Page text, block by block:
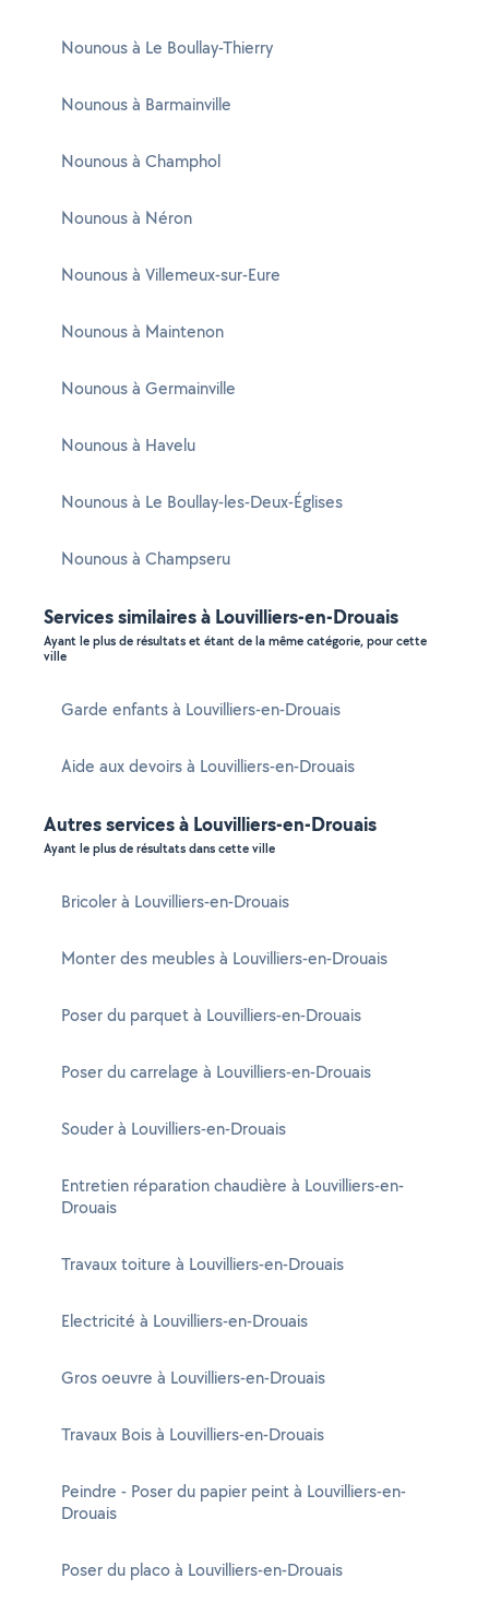
Nounous à Le Boullay-Thierry
Nounous à Barmainville
Nounous à Champhol
Nounous à Néron
Nounous à Villemeux-sur-Eure
Nounous à Maintenon
Nounous à Germainville
Nounous à Havelu
Nounous à Le Boullay-les-Deux-Églises
Nounous à Champseru
Services similaires à Louvilliers-en-Drouais
Ayant le plus de résultats et étant de la même catégorie, pour cette
ville
Garde enfants à Louvilliers-en-Drouais
Aide aux devoirs à Louvilliers-en-Drouais
Autres services à Louvilliers-en-Drouais
Ayant le plus de résultats dans cette ville
Bricoler à Louvilliers-en-Drouais
Monter des meubles à Louvilliers-en-Drouais
Poser du parquet à Louvilliers-en-Drouais
Poser du carrelage à Louvilliers-en-Drouais
Souder à Louvilliers-en-Drouais
Entretien réparation chaudière à Louvilliers-en-
Drouais
Travaux toiture à Louvilliers-en-Drouais
Electricité à Louvilliers-en-Drouais
Gros oeuvre à Louvilliers-en-Drouais
Travaux Bois à Louvilliers-en-Drouais
Peindre - Poser du papier peint à Louvilliers-en-
Drouais
Poser du placo à Louvilliers-en-Drouais